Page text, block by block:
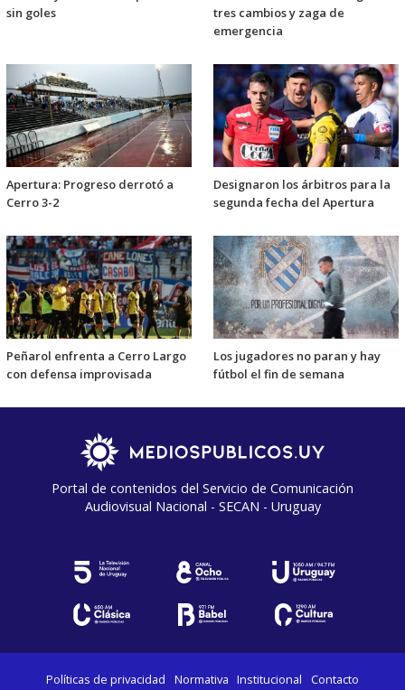
sin goles
tres cambios y zaga de
emergencia
Apertura: Progreso derrotó a
Cerro 3-2
Designaron los árbitros para la
segunda fecha del Apertura
Peñarol enfrenta a Cerro Largo
con defensa improvisada
Los jugadores no paran y hay
fútbol el fin de semana
Portal de contenidos del Servicio de Comunicación
Audiovisual Nacional - SECAN - Uruguay
Políticas de privacidad Normativa Institucional Contacto